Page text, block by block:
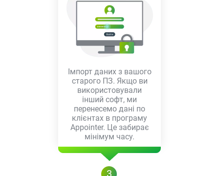
Імпорт даних з вашого
старого ПЗ. Якщо ви
використовували
інший софт, ми
перенесемо дані по
клієнтах в програму
Appointer. Це забирає
мінімум часу.